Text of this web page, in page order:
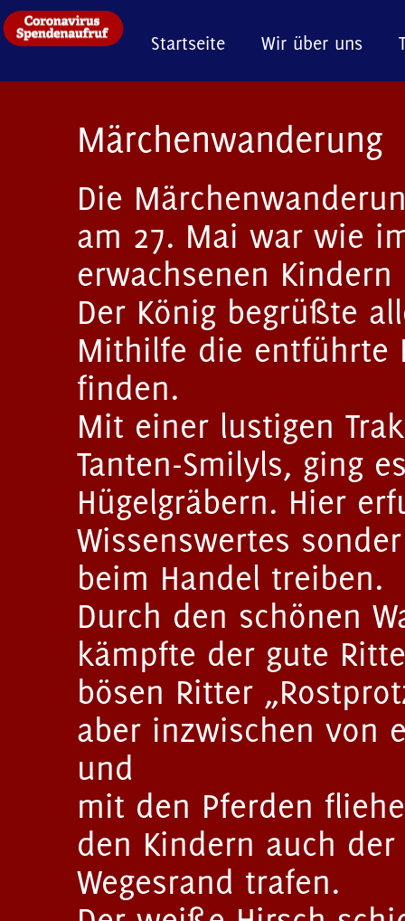
Startseite Wir über uns
Märchenwanderung
Die
am 27. Mai war wie
erwachsenen
Der König begrüßte
Mithilfe die entführte
finden.
Mit einer lustigen
Tanten-Smilyls, ging
Hügelgräbern. Hier
Wissenswertes
beim Handel treiben.
Durch den schönen
kämpfte der gute
bösen Ritter
aber inzwischen von
und
mit den Pferden
den Kindern auch
Wegesrand trafen.